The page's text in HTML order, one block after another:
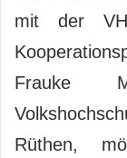
mit der
Frauke
Rüthen,